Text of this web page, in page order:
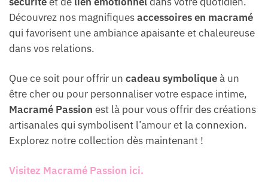
Découvrez nos magnifiquesaccessoires en macramé
qui favorisent une ambiance apaisante et chaleureuse
dans vos relations.
Que ce soit pour offrir un cadeau symboliqueà un
être cher ou pour personnaliser votre espace intime,
Macramé Passion est là pour vous offrir des créations
artisanales qui symbolisent l’amour et la connexion.
Explorez notre collection dès maintenant !
Visitez Macramé Passion ici.